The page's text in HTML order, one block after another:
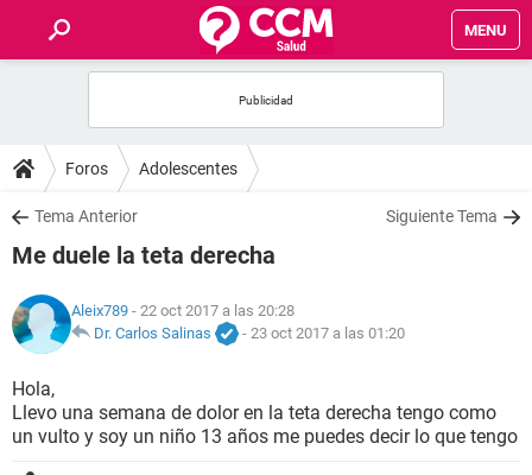
MENU
FOROS
SALUD
NUTRICIÓN
BIENESTAR
Foros Adolescentes
Tema Anterior Siguiente Tema
Me duele la teta derecha
Aleix789 - 22 oct 2017 a las 20:28
Dr. Carlos Salinas
- 23 oct 2017 a las 01:20
Hola,
Llevo una semana de dolor en la teta derecha tengo como
un vulto y soy un niño 13 años me puedes decir lo que tengo